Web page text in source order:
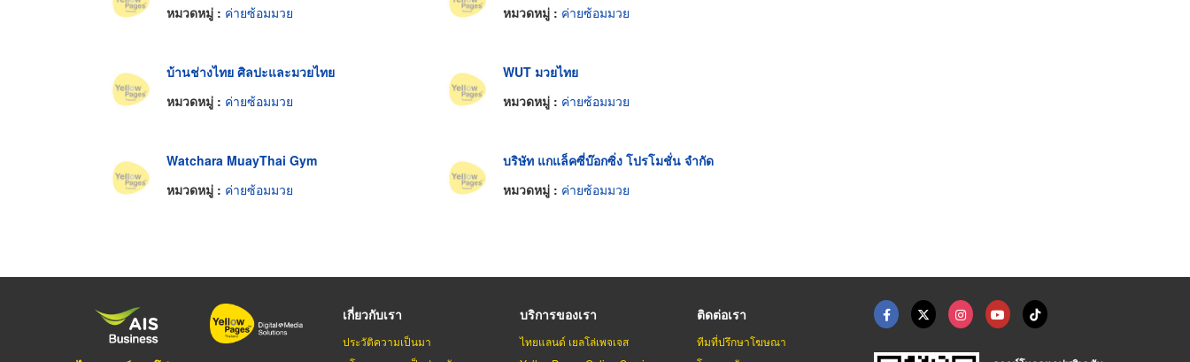
หมวดหมู่ : ค่ายซ้อมมวย
หมวดหมู่ : ค่ายซ้อมมวย
บ้านช่างไทย ศิลปะและมวยไทย
หมวดหมู่ : ค่ายซ้อมมวย
WUT มวยไทย
หมวดหมู่ : ค่ายซ้อมมวย
Watchara MuayThai Gym
หมวดหมู่ : ค่ายซ้อมมวย
บริษัท แกแล็คซี่บ๊อกซิ่ง โปรโมชั่น จำกัด
หมวดหมู่ : ค่ายซ้อมมวย
เกี่ยวกับเรา
ประวัติความเป็นมา
บริการของเรา
ไทยแลนด์ เยลโล่เพจเจส
ติดต่อเรา
ทีมที่ปรึกษาโฆษณา